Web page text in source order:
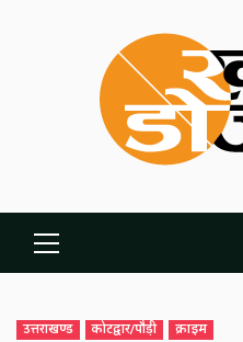
Primary
Menu
उत्तराखण्ड कोटद्वार/पौड़ी क्राइम